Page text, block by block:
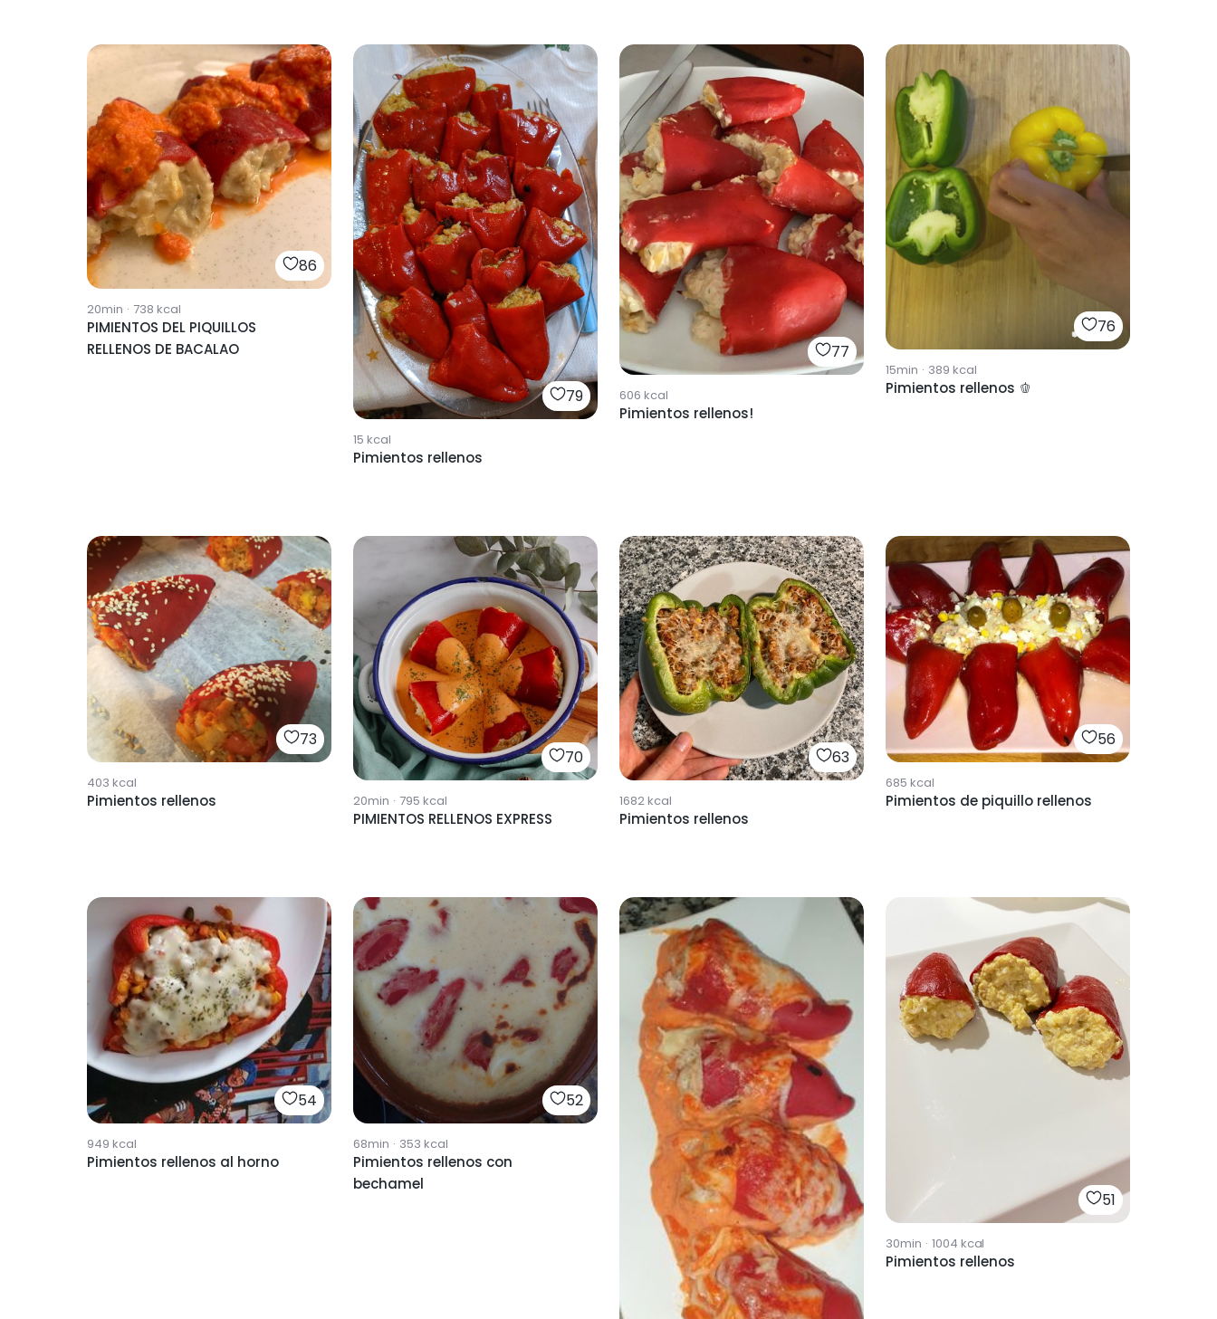
86
20min · 738 kcal
PIMIENTOS DEL PIQUILLOS
RELLENOS DE BACALAO
79
15 kcal
Pimientos rellenos
77
606 kcal
Pimientos rellenos!
76
15min · 389 kcal
Pimientos rellenos 🫑
73
403 kcal
Pimientos rellenos
70
20min · 795 kcal
PIMIENTOS RELLENOS EXPRESS
63
1682kcal
Pimientos rellenos
56
685 kcal
Pimientos de piquillo rellenos
54
949 kcal
Pimientos rellenos al horno
52
68min · 353 kcal
Pimientos rellenos con
bechamel
51
30min · 1004 kcal
Pimientos rellenos